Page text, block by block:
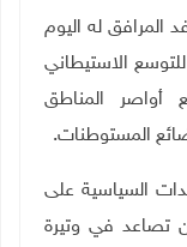
المرافق له اليوم
للتوسع الاستيطاني
أواصر المناطق
المستوطنات.
السياسية على
تصاعد في وتيرة